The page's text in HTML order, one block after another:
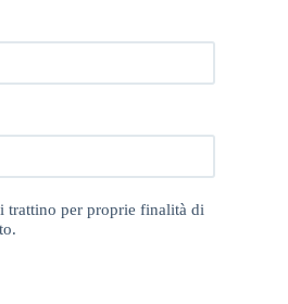
trattino per proprie finalità di